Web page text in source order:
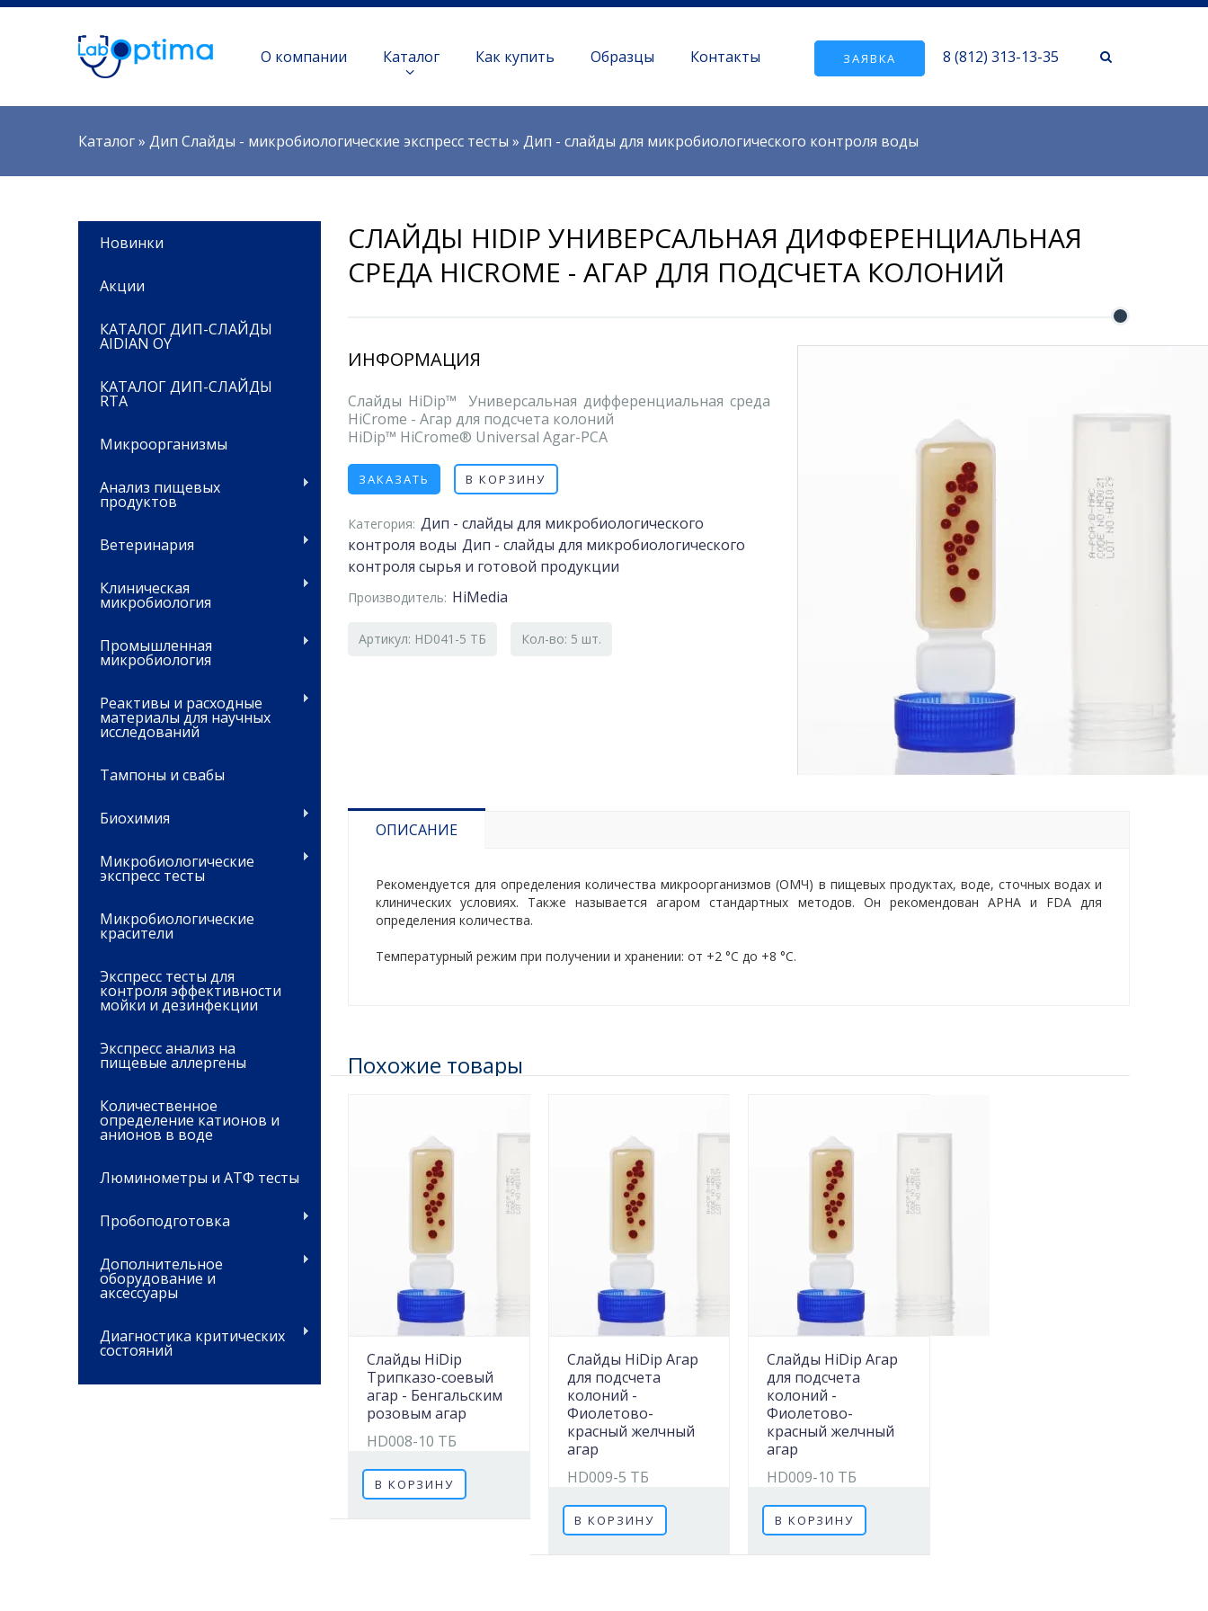
О компании Каталог Как купить Образцы Контакты ЗАЯВКА 8 (812) 313-13-35
Вы здесь
Каталог» Дип Слайды - микробиологические экспресс тесты » Дип - слайды для микробиологического контроля воды
Новинки
Акции
КАТАЛОГ ДИП-СЛАЙДЫ
AIDIAN OY
КАТАЛОГ ДИП-СЛАЙДЫ
RTA
Микроорганизмы
Анализ пищевых
продуктов
Ветеринария
Клиническая
микробиология
Промышленная
микробиология
Реактивы и расходные
материалы для научных
исследований
Тампоны и свабы
Биохимия
Микробиологические
экспресс тесты
Микробиологические
красители
Экспресс тесты для
контроля эффективности
мойки и дезинфекции
Экспресс анализ на
пищевые аллергены
Количественное
определение катионов и
анионов в воде
Люминометры и АТФ тесты
Пробоподготовка
Дополнительное
оборудование и
аксессуары
Диагностика критических
состояний
СЛАЙДЫ HIDIP УНИВЕРСАЛЬНАЯ ДИФФЕРЕНЦИАЛЬНАЯ
СРЕДА HICROME - АГАР ДЛЯ ПОДСЧЕТА КОЛОНИЙ
ИНФОРМАЦИЯ
Слайды HiDip™ Универсальная дифференциальная среда
HiCrome - Агар для подсчета колоний
HiDip™ HiCrome® Universal Agar-PCA
ЗАКАЗАТЬ В КОРЗИНУ
Категория: Дип - слайды для микробиологического
контроля воды Дип - слайды для микробиологического
контроля сырья и готовой продукции
Производитель: HiMedia
Артикул: HD041-5 ТБ Кол-во: 5 шт.
ОПИСАНИЕ
Рекомендуется для определения количества микроорганизмов (ОМЧ) в пищевых продуктах, воде, сточных водах и
клинических условиях. Также называется агаром стандартных методов. Он рекомендован APHA и FDA для
определения количества.
Температурный режим при получении и хранении: от +2 °C до +8 °C.
Похожие товары
Слайды HiDip
Трипказо-соевый
агар - Бенгальским
розовым агар
HD008-10 ТБ
В КОРЗИНУ
Слайды HiDip Агар
для подсчета
колоний -
Фиолетово-
красный желчный
агар
HD009-5 ТБ
В КОРЗИНУ
Слайды HiDip Агар
для подсчета
колоний -
Фиолетово-
красный желчный
агар
HD009-10 ТБ
В КОРЗИНУ